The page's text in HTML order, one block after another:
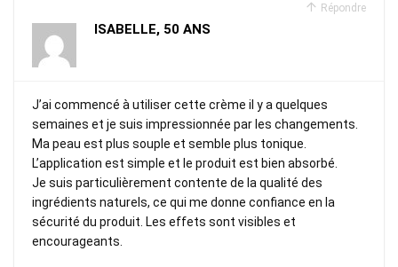
Répondre
ISABELLE, 50 ANS
J’ai commencé à utiliser cette crème il y a quelques
semaines et je suis impressionnée par les changements.
Ma peau est plus souple et semble plus tonique.
L’application est simple et le produit est bien absorbé.
Je suis particulièrement contente de la qualité des
ingrédients naturels, ce qui me donne confiance en la
sécurité du produit. Les effets sont visibles et
encourageants.